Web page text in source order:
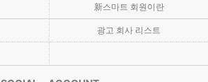
新스마트 회원이란
광고 회사 리스트